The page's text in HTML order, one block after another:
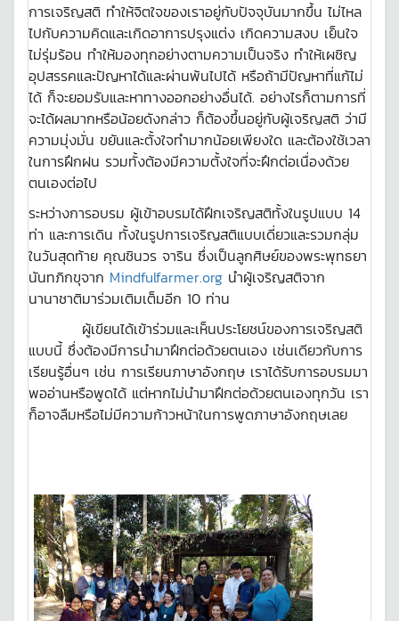
การเจริญสติ ทำให้จิตใจของเราอยู่กับปัจจุบันมากขึ้น ไม่ไหล
ไปกับความคิดและเกิดอาการปรุงแต่ง เกิดความสงบ เย็นใจ
ไม่รุ่มร้อน ทำให้มองทุกอย่างตามความเป็นจริง ทำให้เผชิญ
อุปสรรคและปัญหาได้และผ่านพ้นไปได้ หรือถ้ามีปัญหาที่แก้ไม่
ได้ ก็จะยอมรับและหาทางออกอย่างอื่นได้. อย่างไรก็ตามการที่
จะได้ผลมากหรือน้อยดังกล่าว ก็ต้องขึ้นอยู่กับผู้เจริญสติ ว่ามี
ความมุ่งมั่น ขยันและตั้งใจทำมากน้อยเพียงใด และต้องใช้เวลา
ในการฝึกฝน รวมทั้งต้องมีความตั้งใจที่จะฝึกต่อเนื่องด้วย
ตนเองต่อไป
ระหว่างการอบรม ผู้เข้าอบรมได้ฝึกเจริญสติทั้งในรูปแบบ 14
ท่า และการเดิน ทั้งในรูปการเจริญสติแบบเดี่ยวและรวมกลุ่ม
ในวันสุดท้าย คุณชินวร จาริน ซึ่งเป็นลูกศิษย์ของพระพุทธยา
นันทภิกขุจาก Mindfulfarmer.org นำผู้เจริญสติจาก
นานาชาติมาร่วมเติมเต็มอีก 10 ท่าน
ผู้เขียนได้เข้าร่วมและเห็นประโยชน์ของการเจริญสติ
แบบนี้ ซึ่งต้องมีการนำมาฝึกต่อด้วยตนเอง เช่นเดียวกับการ
เรียนรู้อื่นๆ เช่น การเรียนภาษาอังกฤษ เราได้รับการอบรมมา
พออ่านหรือพูดได้ แต่หากไม่นำมาฝึกต่อด้วยตนเองทุกวัน เรา
ก็อาจลืมหรือไม่มีความก้าวหน้าในการพูดภาษาอังกฤษเลย